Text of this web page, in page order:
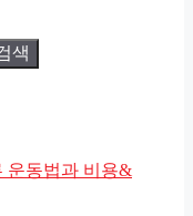
운동법과 비용&